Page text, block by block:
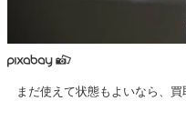
まだ使えて状態もよいなら、